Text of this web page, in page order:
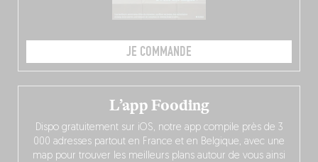
JE COMMANDE
L’app Fooding
Dispo gratuitement sur iOS, notre app compile près de 3
000 adresses partout en France et en Belgique, avec une
map pour trouver les meilleurs plans autour de vous ainsi